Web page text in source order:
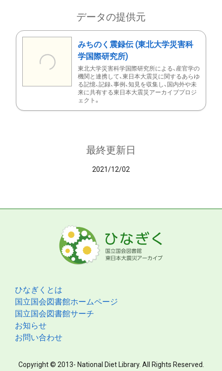
データの提供元
みちのく震録伝 (東北大学災害科
学国際研究所)
東北大学災害科学国際研究所による、産官学の
機関と連携して、東日本大震災に関するあらゆ
る記憶、記録、事例、知見を収集し、国内外や未
来に共有する東日本大震災アーカイブプロジ
ェクト。
最終更新日
2021/12/02
ひなぎくとは
国立国会図書館ホームページ
国立国会図書館サーチ
お知らせ
お問い合わせ
Copyright © 2013- National Diet Library. All Rights Reserved.